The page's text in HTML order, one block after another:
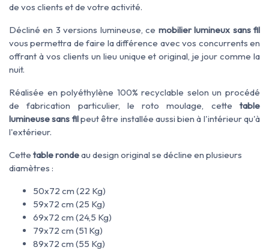
de vos clients et de votre activité.
Décliné en 3 versions lumineuse, ce mobilier lumineux sans fil
vous permettra de faire la différence avec vos concurrents en
offrant à vos clients un lieu unique et original, je jour comme la
nuit.
Réalisée en polyéthylène 100% recyclable selon un procédé
de fabrication particulier, le roto moulage, cette table
lumineuse sans filpeut être installée aussi bien à l'intérieur qu'à
l'extérieur.
Cette table rondeau design original se décline en plusieurs
diamètres :
50x72 cm (22 Kg)
59x72 cm (25 Kg)
69x72 cm (24,5 Kg)
79x72 cm (51 Kg)
89x72 cm (55 Kg)